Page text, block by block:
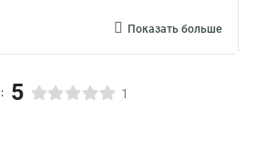
Показать больше
5 1